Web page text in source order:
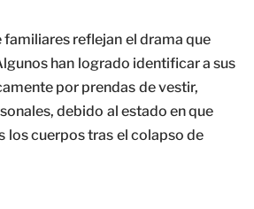
reflejan el drama que
han logrado identificar a sus
por prendas de vestir,
debido al estado en que
los cuerpos tras el colapso de